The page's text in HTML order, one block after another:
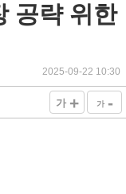
공략 위한
2025-09-22 10:30
가 + 가 -